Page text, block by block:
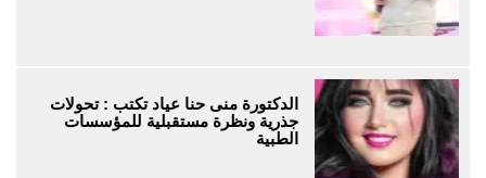
الدكتورة منى حنا عياد تكتب : تحولات
جذرية ونظرة مستقبلية للمؤسسات
الطبية